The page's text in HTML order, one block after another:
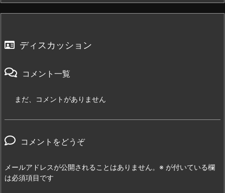
ディスカッション
コメント一覧
まだ、コメントがありません
コメントをどうぞ
メールアドレスが公開されることはありません。 ※ が付いている欄
は必須項目です